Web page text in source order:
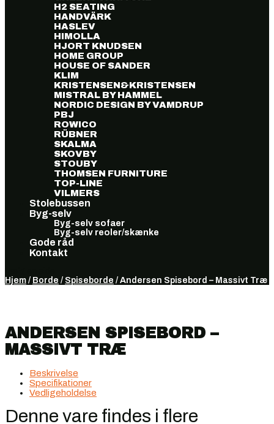
H2 SEATING
HANDVÄRK
HASLEV
HIMOLLA
HJORT KNUDSEN
HOME GROUP
HOUSE OF SANDER
KLIM
KRISTENSEN&KRISTENSEN
MISTRAL BY HAMMEL
NORDIC DESIGN BY VAMDRUP
PBJ
ROWICO
RÜBNER
SKALMA
SKOVBY
STOUBY
THOMSEN FURNITURE
TOP-LINE
VILMERS
Stolebussen
Byg-selv
Byg-selv sofaer
Byg-selv reoler/skænke
Gode råd
Kontakt
Hjem / Borde / Spiseborde / Andersen Spisebord – Massivt Træ
ANDERSEN SPISEBORD –
MASSIVT TRÆ
Beskrivelse
Specifikationer
Vedligeholdelse
Denne vare findes i flere